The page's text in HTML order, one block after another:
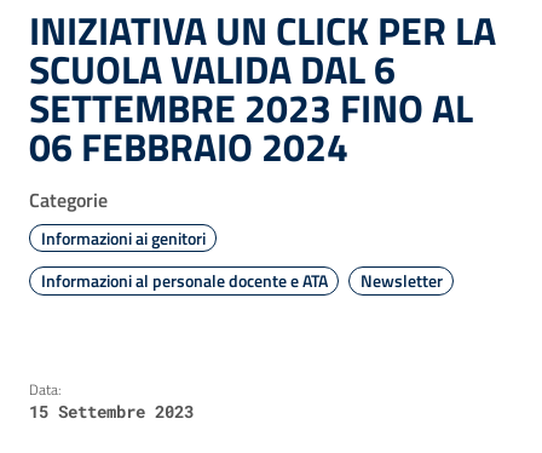
INIZIATIVA UN CLICK PER LA
SCUOLA VALIDA DAL 6
SETTEMBRE 2023 FINO AL
06 FEBBRAIO 2024
Categorie
Informazioni ai genitori
Informazioni al personale docente e ATA
Newsletter
Data:
15 Settembre 2023